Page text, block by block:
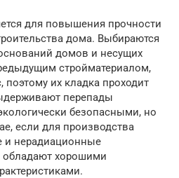
для повышения прочности
дома. Выбираются
домов и несущих
стройматериалом,
поэтому их кладка проходит
перепады
безопасными, но
если для производства
и нерадиационные
хорошими